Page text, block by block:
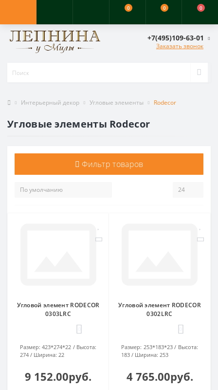
0 0 0
+7(495)109-63-01
Заказать звонок
Интерьерный декор Угловые элементы Rodecor
Угловые элементы Rodecor
Фильтр товаров
Угловой элемент RODECOR
0303LRC
Размер: 423*274*22
Высота:
274
Ширина: 22
9 152.00руб.
Угловой элемент RODECOR
0302LRC
Размер: 253*183*23
Высота:
183
Ширина: 253
4 765.00руб.